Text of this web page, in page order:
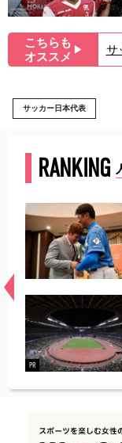
こちらも
オススメ ▶︎ サ
サッカー日本代表
RANKING
常
PR